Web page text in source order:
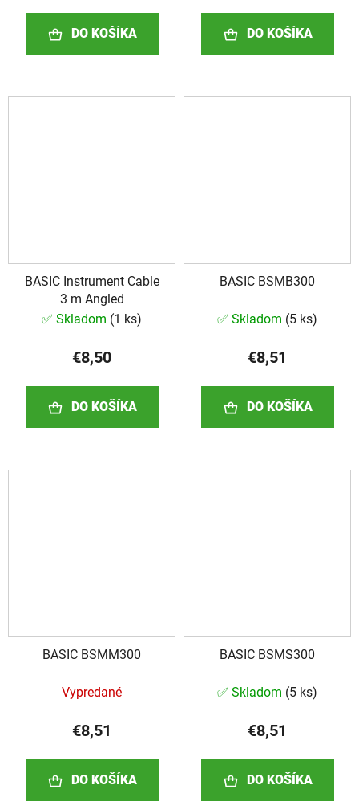
DO KOŠÍKA DO KOŠÍKA
BASIC Instrument Cable
3 m Angled
✅ Skladom (1 ks)
€8,50
DO KOŠÍKA
BASIC BSMB300
✅ Skladom (5 ks)
€8,51
DO KOŠÍKA
BASIC BSMM300
Vypredané
€8,51
DO KOŠÍKA
BASIC BSMS300
✅ Skladom (5 ks)
€8,51
DO KOŠÍKA